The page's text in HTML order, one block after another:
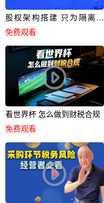
股权架构搭建 只为隔离风
险？
免费观看
看世界杯 怎么做到财税合规
免费观看